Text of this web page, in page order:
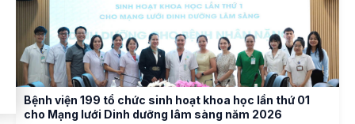
Bệnh viện 199 tổ chức sinh hoạt khoa học lần thứ 01
cho Mạng lưới Dinh dưỡng lâm sàng năm 2026